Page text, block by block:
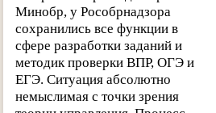
Минобр, у Рособрнадзора
сохранились все функции в
сфере разработки заданий и
методик проверки ВПР, ОГЭ и
ЕГЭ. Ситуация абсолютно
немыслимая с точки зрения